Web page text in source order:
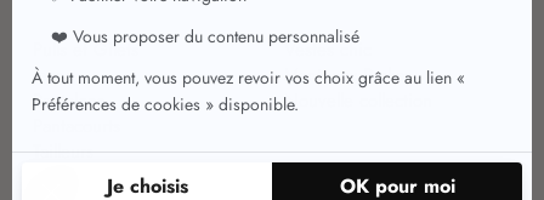
Pulls et Gilets
Jeans
Pantalons
Tailleurs
Vestes chic
Manteaux Parkas
Nouvelle collection